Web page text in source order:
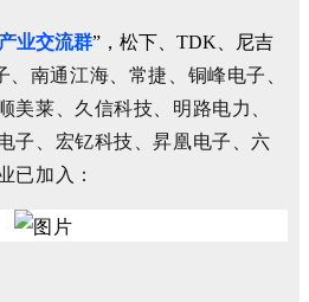
业交流群”，松下、TDK、尼吉
、南通江海、常捷、 铜峰电子、
美莱、久信科技、 明路电力、
子、 宏钇科技、昇凰电子、 六
已加入：